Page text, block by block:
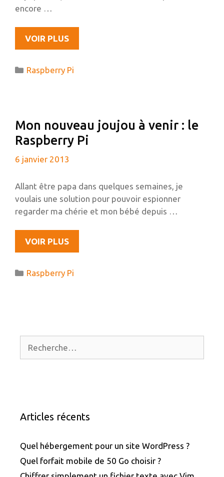
encore …
VOIR PLUSRASPBERRY
PI
VOS
Catégories
Raspberry Pi
Mon nouveau joujou à venir : le
Raspberry Pi
6 janvier 2013
Allant être papa dans quelques semaines, je
voulais une solution pour pouvoir espionner
regarder ma chérie et mon bébé depuis …
VOIR PLUSMON
NOUVEAU
À
Catégories
Raspberry Pi
Articles récents
Quel hébergement pour un site WordPress ?
Quel forfait mobile de 50 Go choisir ?